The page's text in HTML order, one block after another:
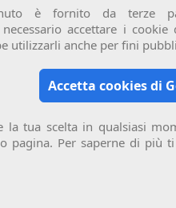
è fornito da terze
accettare i
utilizzarli anche per fini
Accetta cookies di
la tua scelta in qualsiasi
pagina. Per saperne di più